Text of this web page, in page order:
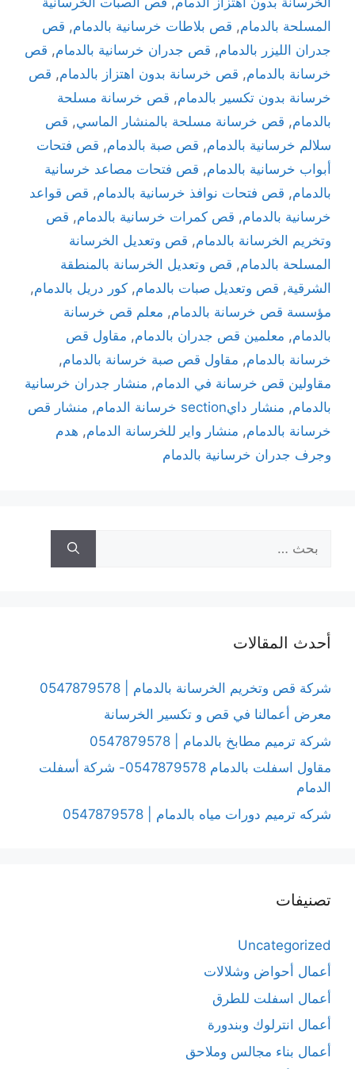
المسلحة بالدمام, قص بلاطات خرسانية بالدمام, قص
جدران الليزر بالدمام, قص جدران خرسانية بالدمام, قص
خرسانة بالدمام, قص خرسانة بدون اهتزاز بالدمام, قص
خرسانة بدون تكسير بالدمام, قص خرسانة مسلحة
بالدمام, قص خرسانة مسلحة بالمنشار الماسي, قص
سلالم خرسانية بالدمام, قص صبة بالدمام, قص فتحات
أبواب خرسانية بالدمام, قص فتحات مصاعد خرسانية
بالدمام, قص فتحات نوافذ خرسانية بالدمام, قص قواعد
خرسانية بالدمام, قص كمرات خرسانية بالدمام, قص
وتخريم الخرسانة بالدمام, قص وتعديل الخرسانة
المسلحة بالدمام, قص وتعديل الخرسانة بالمنطقة
الشرقية, قص وتعديل صبات بالدمام, كور دريل بالدمام,
مؤسسة قص خرسانة بالدمام, معلم قص خرسانة
بالدمام, معلمين قص جدران بالدمام, مقاول قص
خرسانة بالدمام, مقاول قص صبة خرسانة بالدمام,
مقاولين قص خرسانة في الدمام, منشار جدران خرسانية
بالدمام, منشار دايsection خرسانة الدمام , منشار قص
خرسانة بالدمام, منشار واير للخرسانة الدمام, هدم
وجرف جدران خرسانية بالدمام
أحدث المقالات
شركة قص وتخريم الخرسانة بالدمام | 0547879578
معرض أعمالنا في قص و تكسير الخرسانة
شركة ترميم مطابخ بالدمام | 0547879578
مقاول اسفلت بالدمام 0547879578- شركة أسفلت
الدمام
شركه ترميم دورات مياه بالدمام | 0547879578
تصنيفات
Uncategorized
أعمال أحواض وشلالات
أعمال اسفلت للطرق
أعمال انترلوك وبندورة
أعمال بناء مجالس وملاحق